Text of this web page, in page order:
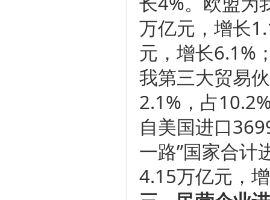
万亿元，增长
元，增长6.1%
我第三大贸易
2.1%，占
自美国进口
一路”国家合计
4.15万亿元，